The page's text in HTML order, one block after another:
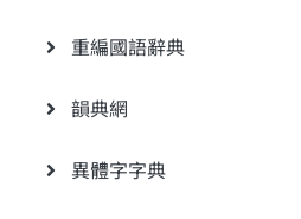
重編國語辭典
韻典網
異體字字典